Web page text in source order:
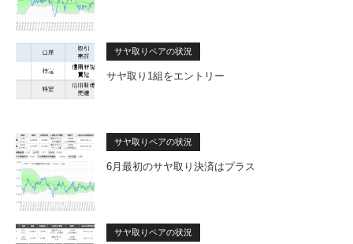
サヤ取りペアの状況
サヤ取り1組をエントリー
サヤ取りペアの状況
6月最初のサヤ取り決済はプラス
サヤ取りペアの状況